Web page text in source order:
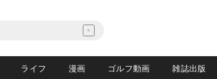
ライフ 漫画 ゴルフ動画 雑誌出版